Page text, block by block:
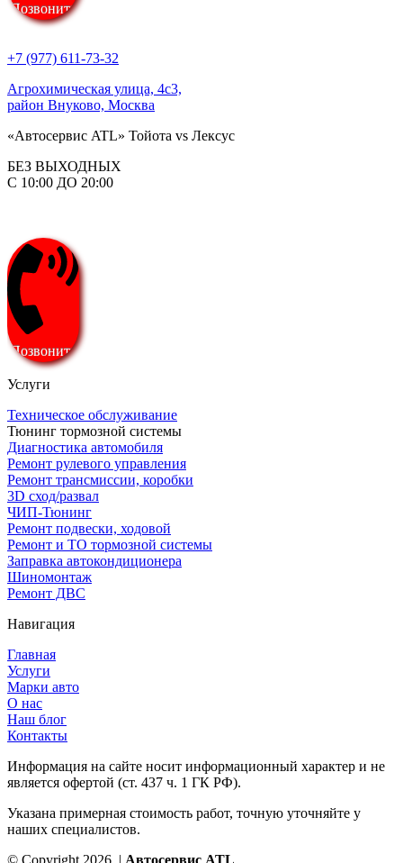
Позвонить
+7 (977) 611-73-32
Агрохимическая улица, 4с3,
район Внуково, Москва
«Автосервис ATL» Тойота vs Лексус
БЕЗ ВЫХОДНЫХ
С 10:00 ДО 20:00
Позвонить
Услуги
Техническое обслуживание
Тюнинг тормозной системы
Диагностика автомобиля
Ремонт рулевого управления
Ремонт трансмиссии, коробки
3D сход/развал
ЧИП-Тюнинг
Ремонт подвески, ходовой
Ремонт и ТО тормозной системы
Заправка автокондиционера
Шиномонтаж
Ремонт ДВС
Навигация
Главная
Услуги
Марки авто
О нас
Наш блог
Контакты
Информация на сайте носит информационный характер и не
является офертой (ст. 437 ч. 1 ГК РФ).
Указана примерная стоимость работ, точную уточняйте у
наших специалистов.
© Copyright 2026. | Автосервис ATL